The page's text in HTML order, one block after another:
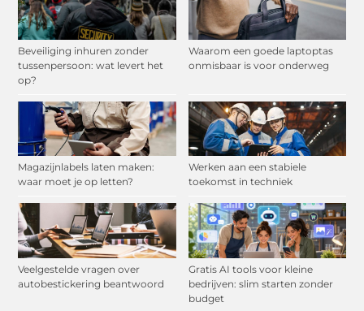
Beveiliging inhuren zonder
tussenpersoon: wat levert het
op?
Waarom een goede laptoptas
onmisbaar is voor onderweg
Magazijnlabels laten maken:
waar moet je op letten?
Werken aan een stabiele
toekomst in techniek
Veelgestelde vragen over
autobestickering beantwoord
Gratis AI tools voor kleine
bedrijven: slim starten zonder
budget